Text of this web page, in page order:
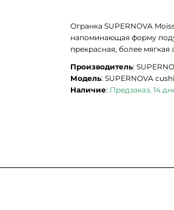
Огранка SUPERNOVA
напоминающая форму
прекрасная, более мягкая
Производитель:
Модель: SUPERNOVA
Наличие: Предзаказ, 14